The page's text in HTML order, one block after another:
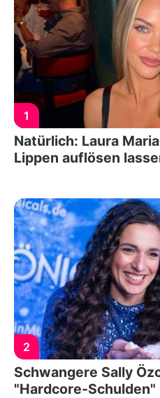
1
Natürlich: Laura
Lippen auflösen
2
Schwangere Sally
"Hardcore-Schulden"